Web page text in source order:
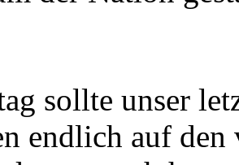
sollte unser
endlich auf